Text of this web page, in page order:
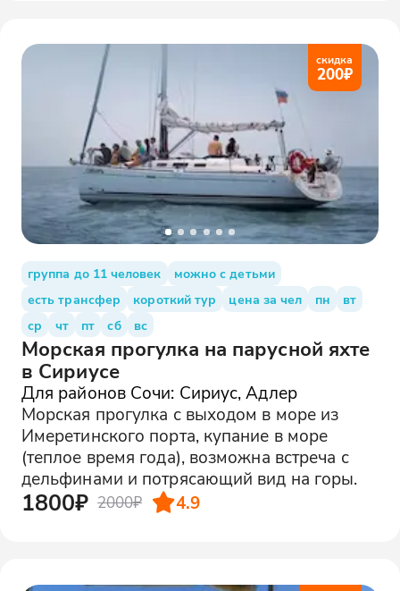
скидка
200₽
группа до 11 человек
можно с детьми
есть трансфер
короткий тур цена за чел пн
вт
ср
чт пт сб вс
Морская прогулка на парусной яхте
в Сириусе
Для районов Сочи: Сириус, Адлер
Морская прогулка с выходом в море из
Имеретинского порта, купание в море
(теплое время года), возможна встреча с
дельфинами и потрясающий вид на горы.
1800₽ 2000₽ 4.9